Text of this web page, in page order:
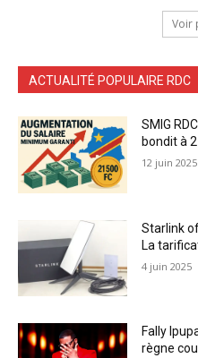
Voir
ACTUALITÉ POPULAIRE RDC
SMIG
bondit à
12 juin 2025
Starlink
La
4 juin 2025
Fally
règne